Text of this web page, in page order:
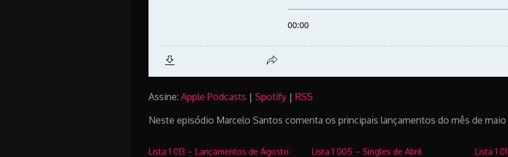
Assine: Apple Podcasts | Spotify | RSS
Neste episódio Marcelo Santos comenta os principais lançamentos do mês de maio
Lista 1 013 – Lançamentos de Agosto
Lista 1 005 – Singles de Abril
Lista 1